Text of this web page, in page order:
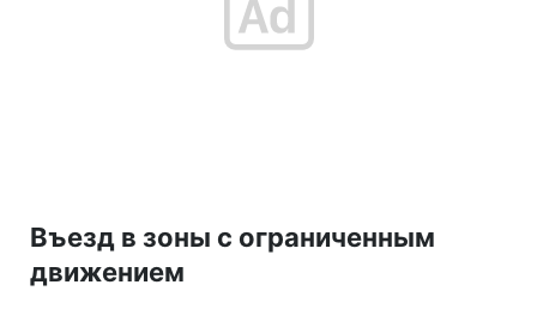
Въезд в зоны с ограниченным
движением